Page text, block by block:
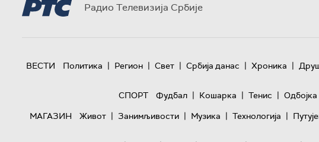
Радио Телевизија Србије
ВЕСТИ Политика | Регион | Свет | Србија данас | Хроника |
СПОРТ
Фудбал | Кошарка | Тенис | Одбојка
МАГАЗИН
Живот | Занимљивости | Музика | Технологијa |